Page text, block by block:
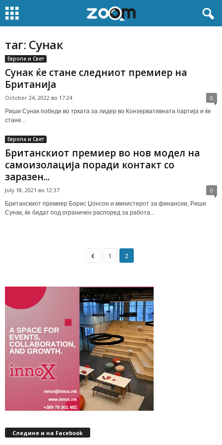
таг: Сунак
Европа и Свет
Сунак ќе стане следниот премиер на
Британија
October 24, 2022 во 17:24 0
Риши Сунак победи во трката за лидер во Конзервативната партија и ќе
стане...
Европа и Свет
Британскиот премиер во нов модел на
самоизолација поради контакт со
заразен...
July 18, 2021 во 12:37 0
Британскиот премиер Борис Џонсон и министерот за финансии, Риши
Сунак, ќе бидат под ограничен распоред за работа...
1 2
Следине и на Facebook